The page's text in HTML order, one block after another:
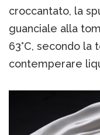
croccantato, la
guanciale alla
63°C, secondo la
contemperare